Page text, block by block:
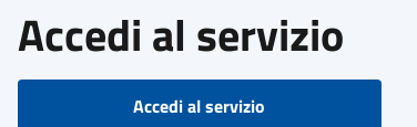
Accedi al servizio
Accedi al servizio